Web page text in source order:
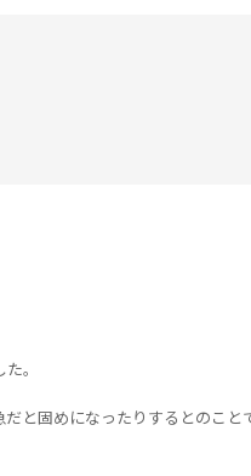
。
と固めになったりするとのこと